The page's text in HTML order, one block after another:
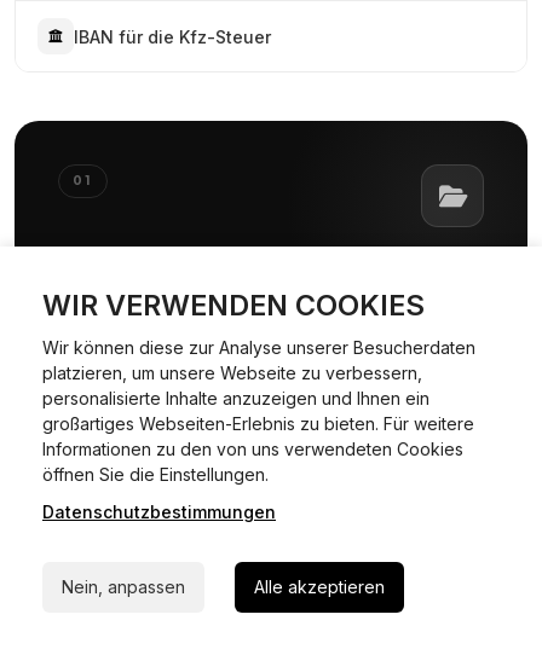
WIR VERWENDEN COOKIES
Wir können diese zur Analyse unserer Besucherdaten
platzieren, um unsere Webseite zu verbessern,
personalisierte Inhalte anzuzeigen und Ihnen ein
großartiges Webseiten-Erlebnis zu bieten. Für weitere
Informationen zu den von uns verwendeten Cookies
öffnen Sie die Einstellungen.
Datenschutzbestimmungen
Nein, anpassen Alle akzeptieren
IBAN für die Kfz-Steuer
01
01
Dokumente & Unterlagen
bereitstellen
Dokumente & Unterlagen
SCHRITT02